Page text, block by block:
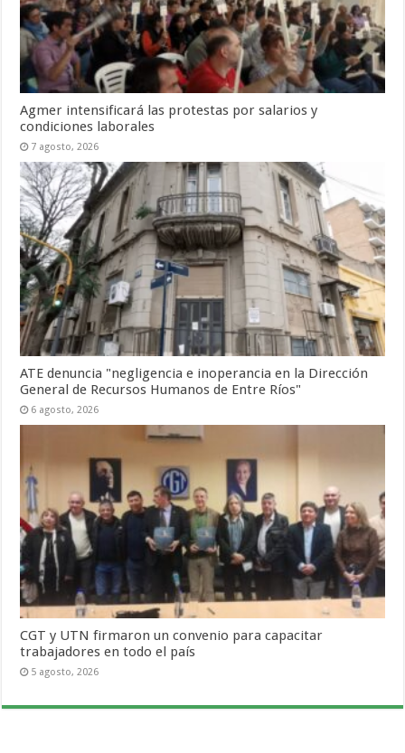
Agmer intensificará las protestas por salarios y
condiciones laborales
7 agosto, 2026
ATE denuncia "negligencia e inoperancia en la Dirección
General de Recursos Humanos de Entre Ríos"
6 agosto, 2026
CGT y UTN firmaron un convenio para capacitar
trabajadores en todo el país
5 agosto, 2026